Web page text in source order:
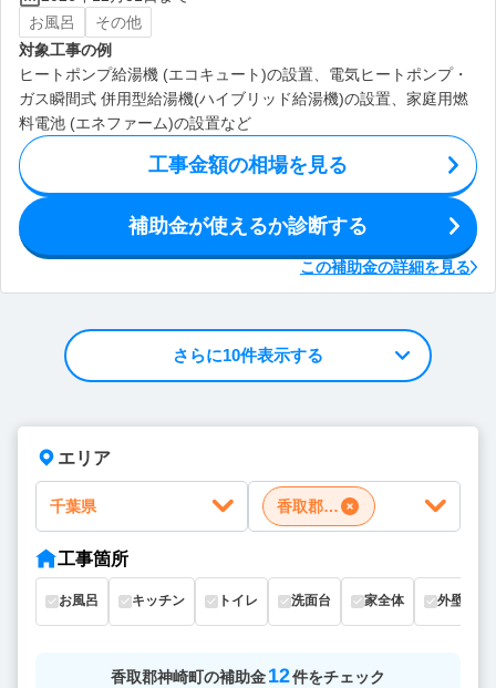
お風呂
その他
対象工事の例
ヒートポンプ給湯機 (エコキュート)の設置、電気ヒートポンプ・
ガス瞬間式 併用型給湯機(ハイブリッド給湯機)の設置、家庭用燃
料電池 (エネファーム)の設置など
工事金額の相場を見る
補助金が使えるか診断する
この補助金の詳細を見る
さらに10件表示する
エリア
千葉県 香取郡神崎町
工事箇所
お風呂 キッチン トイレ 洗面台 家全体 外壁
香取郡神崎町の補助金12件をチェック